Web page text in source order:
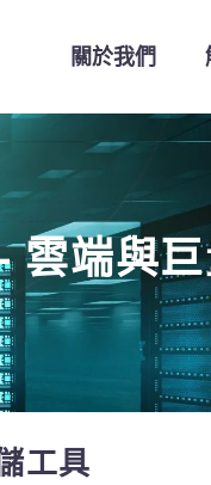
關於我們
端與巨
工具